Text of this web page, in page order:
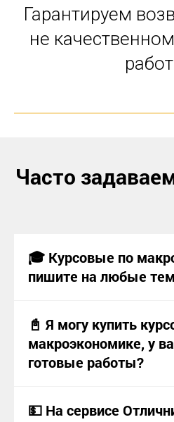
Гарантируем
не
Часто
🎓 Курсовые по
пишите на любые
📓 Я могу купить
макроэкономике, у
готовые работы?
💵 На сервисе